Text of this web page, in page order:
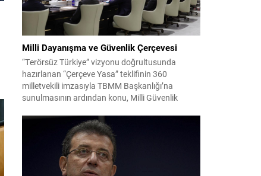
Milli Dayanışma ve Güvenlik Çerçevesi
“Terörsüz Türkiye” vizyonu doğrultusunda
hazırlanan “Çerçeve Yasa” teklifinin 360
milletvekili imzasıyla TBMM Başkanlığı’na
sunulmasının ardından konu, Milli Güvenlik
Toplantı sonrası yayımlanan sekiz maddelik
bildiri, ülke güvenliği ve bölgesel gelişmelere dair
değerlendirmeleri içermektedir. Yaklaşık 2 saat
15 dakika süren oturumun sonuç metninde;
terörle mücadele, bölgesel istikrar,...